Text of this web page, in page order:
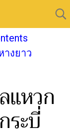
างยาว
แหวก
ระบี่